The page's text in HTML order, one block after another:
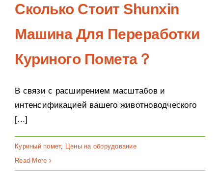
Сколько Стоит Shunxin
Машина Для Переработки
Куриного Помета？
В связи с расширением масштабов и
интенсификацией вашего животноводческого
[...]
Куриный помет, Цены на оборудование
Read More